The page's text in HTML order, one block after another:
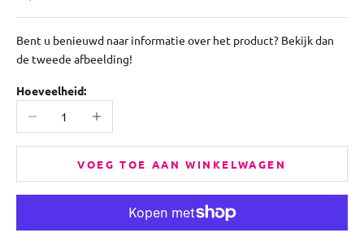
Bent u benieuwd naar informatie over het product? Bekijk dan
de tweede afbeelding!
Hoeveelheid:
Aantal verlagenAantal verhogen
VOEG TOE AAN WINKELWAGEN